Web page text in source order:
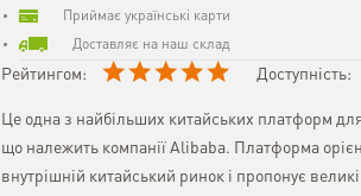
Приймає українські карти
Доставляє на наш склад
Рейтингом: Доступність:
Це одна з найбільших китайських платформ
що належить компанії Alibaba. Платформа
внутрішній китайський ринок і пропонує великі